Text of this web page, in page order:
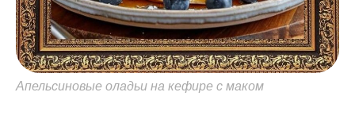
Апельсиновые оладьи на кефире с маком